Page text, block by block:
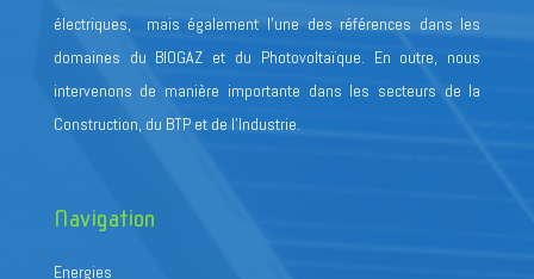
électriques, mais également l’une des références dans les
domaines du BIOGAZ et du Photovoltaïque. En outre, nous
intervenons de manière importante dans les secteurs de la
Construction, du BTP et de l’Industrie.
Navigation
Energies